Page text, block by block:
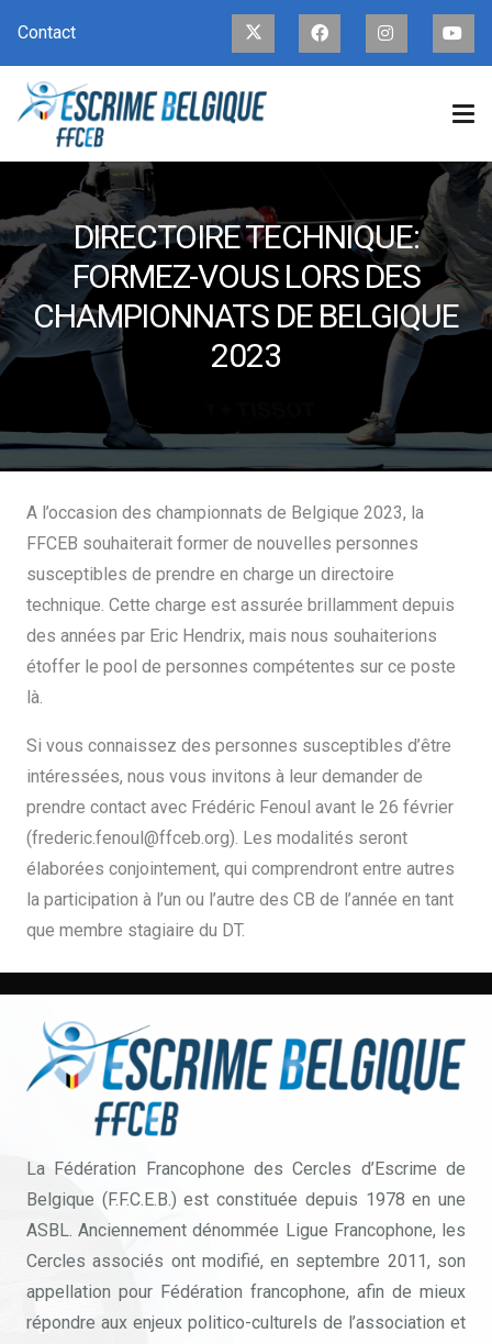
Contact
DIRECTOIRE TECHNIQUE:
FORMEZ-VOUS LORS DES
CHAMPIONNATS DE BELGIQUE
2023
A l’occasion des championnats de Belgique 2023, la
FFCEB souhaiterait former de nouvelles personnes
susceptibles de prendre en charge un directoire
technique. Cette charge est assurée brillamment depuis
des années par Eric Hendrix, mais nous souhaiterions
étoffer le pool de personnes compétentes sur ce poste
là.
Si vous connaissez des personnes susceptibles d’être
intéressées, nous vous invitons à leur demander de
prendre contact avec Frédéric Fenoul avant le 26 février
(frederic.fenoul@ffceb.org). Les modalités seront
élaborées conjointement, qui comprendront entre autres
la participation à l’un ou l’autre des CB de l’année en tant
que membre stagiaire du DT.
La Fédération Francophone des Cercles d’Escrime de
Belgique (F.F.C.E.B.) est constituée depuis 1978 en une
ASBL. Anciennement dénommée Ligue Francophone, les
Cercles associés ont modifié, en septembre 2011, son
appellation pour Fédération francophone, afin de mieux
répondre aux enjeux politico-culturels de l’association et